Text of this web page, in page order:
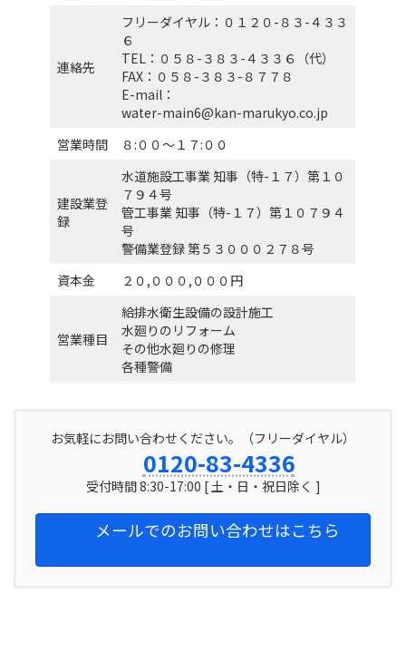
連絡先
フリーダイヤル：０１２０-８３-４３３
６
TEL：０５８-３８３-４３３６（代）
FAX：０５８-３８３-８７７８
E-mail：
water-main6@kan-marukyo.co.jp
営業時間
８:００〜１７:００
建設業登
録
水道施設工事業 知事（特-１７）第１０
７９４号
管工事業 知事（特-１７）第１０７９４
号
警備業登録 第５３０００２７８号
資本金
２０,０００,０００円
営業種目
給排水衛生設備の設計施工
水廻りのリフォーム
その他水廻りの修理
各種警備
お気軽にお問い合わせください。（フリーダイヤル）
0120-83-4336
受付時間 8:30-17:00 [ 土・日・祝日除く ]
メールでのお問い合わせはこちら